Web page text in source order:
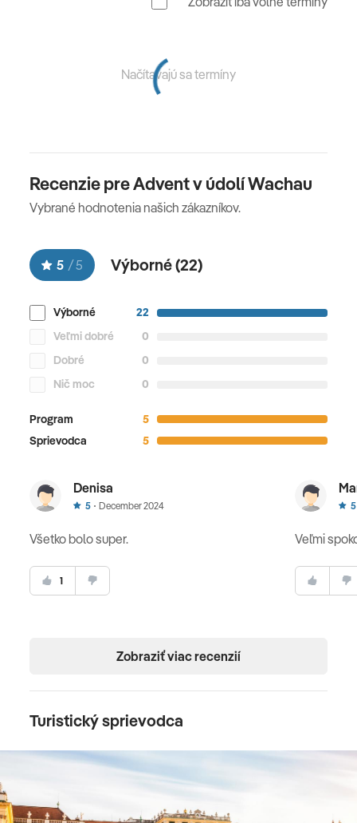
Načítavajú sa termíny
Recenzie pre Advent v údolí Wachau
Vybrané hodnotenia našich zákazníkov.
5 /5 Výborné (22)
Výborné
22
Veľmi dobré
0
Dobré
0
Nič moc
0
Program
5
Sprievodca
5
Denisa
5 December 2024
Všetko bolo super.
1
5
Veľmi
Zobraziť viac recenzií
Turistický sprievodca